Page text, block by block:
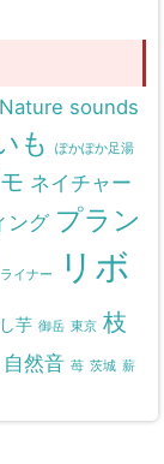
Nature sounds
も ぽかぽか足湯
ネイチャー
ング プラン
ライナー
リボ
芋 御岳 東京 枝
自然音 苺 茨城 薪